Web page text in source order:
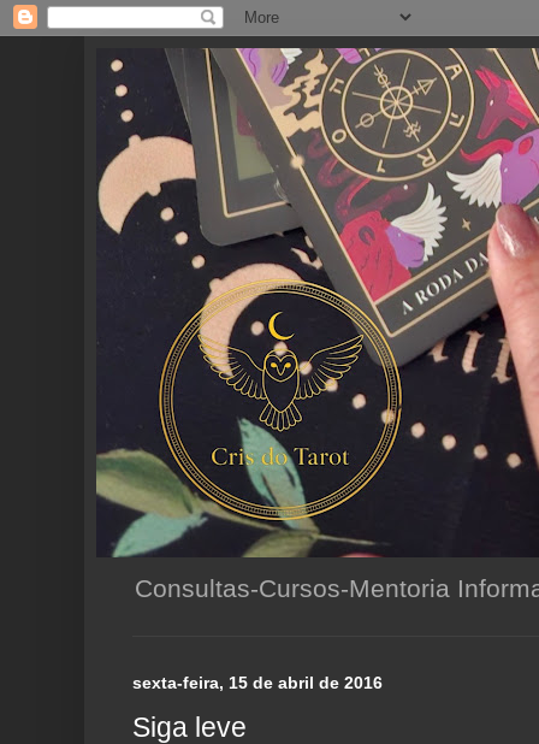
Consultas-Cursos-Mentoria
sexta-feira, 15 de abril de 2016
Siga leve